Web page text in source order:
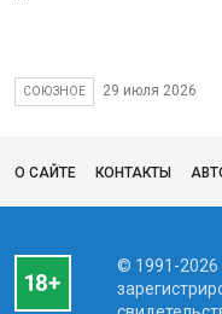
СОЮЗНОЕ 29 июля 2026
О САЙТЕ КОНТАКТЫ
© 1991-2026